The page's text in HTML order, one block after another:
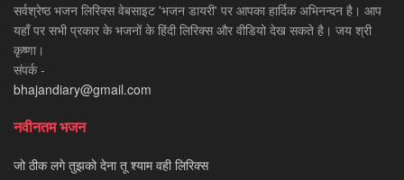
सर्वश्रेष्ठ भजन लिरिक्स वेबसाइट 'भजन डायरी' पर आपका हार्दिक अभिनन्दन है। आप
यहाँ पर सभी प्रकार के भजनों के हिंदी लिरिक्स और वीडियो देख सकते है। जय श्री
कृष्णा।
संपर्क -
bhajandiary@gmail.com
नवीनतम भजन
जो ठीक लगे तुझको देना तू श्याम वही लिरिक्स